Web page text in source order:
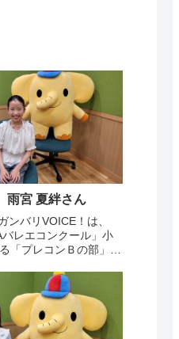
宮 夏絆さん
ンバリVOICE！は、
バレエコンクール」小
「プレコンＢの部」で
の声です。